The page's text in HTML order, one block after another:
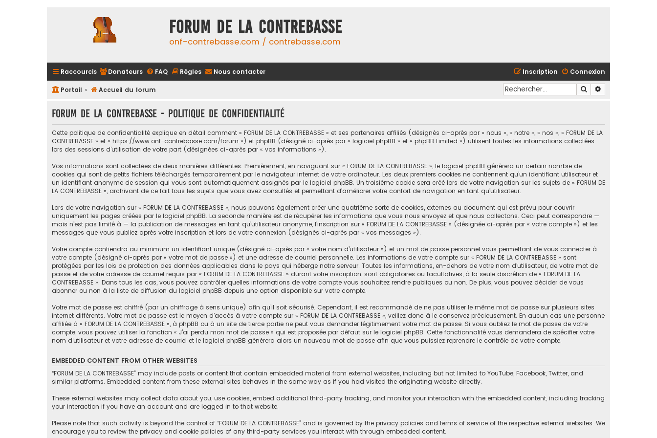
FORUM DE LA CONTREBASSE
onf-contrebasse.com / contrebasse.com
Raccourcis Donateurs FAQ Règles Nous contacter Connexion
Inscription
Portail Accueil du forum Rechercher
FORUM DE LA CONTREBASSE - Politique de confidentialité
Cette politique de confidentialité explique en détail comment « FORUM DE LA CONTREBASSE » et ses partenaires affiliés (désignés ci-après par « nous », « notre », « nos », « FORUM DE LA
CONTREBASSE » et « https://www.onf-contrebasse.com/forum ») et phpBB (désigné ci-après par « logiciel phpBB » et « phpBB Limited ») utilisent toutes les informations collectées
lors des sessions d’utilisation de votre part (désignées ci-après par « vos informations »).
Vos informations sont collectées de deux manières différentes. Premièrement, en naviguant sur « FORUM DE LA CONTREBASSE », le logiciel phpBB génèrera un certain nombre de
cookies qui sont de petits fichiers téléchargés temporairement par le navigateur internet de votre ordinateur. Les deux premiers cookies ne contiennent qu’un identifiant utilisateur et
un identifiant anonyme de session qui vous sont automatiquement assignés par le logiciel phpBB. Un troisième cookie sera créé lors de votre navigation sur les sujets de « FORUM DE
LA CONTREBASSE », archivant de ce fait tous les sujets que vous avez consultés et permettant d’améliorer votre confort de navigation en tant qu’utilisateur.
Lors de votre navigation sur « FORUM DE LA CONTREBASSE », nous pouvons également créer une quatrième sorte de cookies, externes au document qui est prévu pour couvrir
uniquement les pages créées par le logiciel phpBB. La seconde manière est de récupérer les informations que vous nous envoyez et que nous collectons. Ceci peut correspondre —
mais n’est pas limité à — la publication de messages en tant qu’utilisateur anonyme, l’inscription sur « FORUM DE LA CONTREBASSE » (désignée ci-après par « votre compte ») et les
messages que vous publiez après votre inscription et lors de votre connexion (désignés ci-après par « vos messages »).
Votre compte contiendra au minimum un identifiant unique (désigné ci-après par « votre nom d’utilisateur ») et un mot de passe personnel vous permettant de vous connecter à
votre compte (désigné ci-après par « votre mot de passe ») et une adresse de courriel personnelle. Les informations de votre compte sur « FORUM DE LA CONTREBASSE » sont
protégées par les lois de protection des données applicables dans le pays qui héberge notre serveur. Toutes les informations, en-dehors de votre nom d’utilisateur, de votre mot de
passe et de votre adresse de courriel requis par « FORUM DE LA CONTREBASSE » durant votre inscription, sont obligatoires ou facultatives, à la seule discrétion de « FORUM DE LA
CONTREBASSE ». Dans tous les cas, vous pouvez contrôler quelles informations de votre compte vous souhaitez rendre publiques ou non. De plus, vous pouvez décider de vous
abonner ou non à la liste de diffusion du logiciel phpBB depuis une option disponible sur votre compte.
Votre mot de passe est chiffré (par un chiffrage à sens unique) afin qu’il soit sécurisé. Cependant, il est recommandé de ne pas utiliser le même mot de passe sur plusieurs sites
internet différents. Votre mot de passe est le moyen d’accès à votre compte sur « FORUM DE LA CONTREBASSE », veillez donc à le conservez précieusement. En aucun cas une personne
affiliée à « FORUM DE LA CONTREBASSE », à phpBB ou à un site de tierce partie ne peut vous demander légitimement votre mot de passe. Si vous oubliez le mot de passe de votre
compte, vous pouvez utiliser la fonction « J’ai perdu mon mot de passe » qui est proposée par défaut sur le logiciel phpBB. Cette fonctionnalité vous demandera de spécifier votre
nom d’utilisateur et votre adresse de courriel et le logiciel phpBB générera alors un nouveau mot de passe afin que vous puissiez reprendre le contrôle de votre compte.
EMBEDDED CONTENT FROM OTHER WEBSITES
“FORUM DE LA CONTREBASSE” may include posts or content that contain embedded material from external websites, including but not limited to YouTube, Facebook, Twitter, and
similar platforms. Embedded content from these external sites behaves in the same way as if you had visited the originating website directly.
These external websites may collect data about you, use cookies, embed additional third-party tracking, and monitor your interaction with the embedded content, including tracking
your interaction if you have an account and are logged in to that website.
Please note that such activity is beyond the control of “FORUM DE LA CONTREBASSE” and is governed by the privacy policies and terms of service of the respective external websites. We
encourage you to review the privacy and cookie policies of any third-party services you interact with through embedded content.